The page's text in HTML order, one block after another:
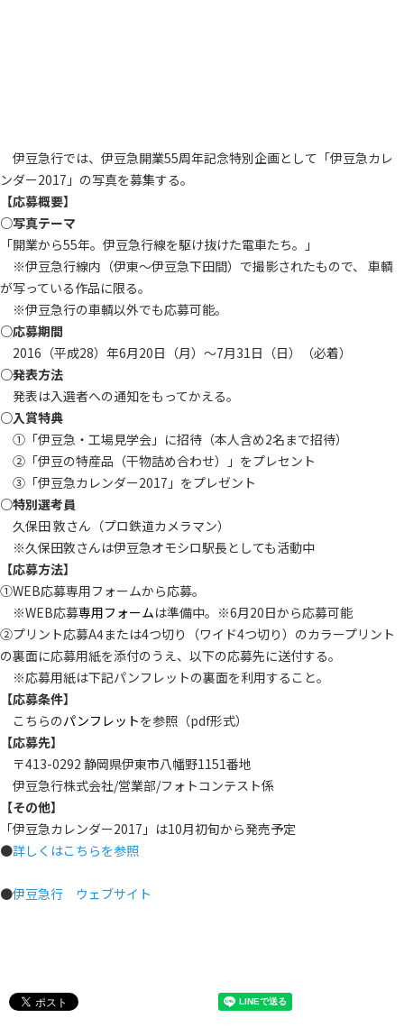
伊豆急行では、伊豆急開業55周年記念特別企画として「伊豆急カレ
ンダー2017」の写真を募集する。
【応募概要】
○写真テーマ
「開業から55年。伊豆急行線を駆け抜けた電車たち。」
※伊豆急行線内（伊東～伊豆急下田間）で撮影されたもので、 車輌
が写っている作品に限る。
※伊豆急行の車輌以外でも応募可能。
○応募期間
2016（平成28）年6月20日（月）～7月31日（日）（必着）
○発表方法
発表は入選者への通知をもってかえる。
○入賞特典
①「伊豆急・工場見学会」に招待（本人含め2名まで招待）
②「伊豆の特産品（干物詰め合わせ）」をプレセント
③「伊豆急カレンダー2017」をプレゼント
○特別選考員
久保田 敦さん（プロ鉄道カメラマン）
※久保田敦さんは伊豆急オモシロ駅長としても活動中
【応募方法】
①WEB応募専用フォームから応募。
※WEB応募専用フォームは準備中。※6月20日から応募可能
②プリント応募A4または4つ切り（ワイド4つ切り）のカラープリント
の裏面に応募用紙を添付のうえ、以下の応募先に送付する。
※応募用紙は下記パンフレットの裏面を利用すること。
【応募条件】
こちらのパンフレットを参照（pdf形式）
【応募先】
〒413-0292 静岡県伊東市八幡野1151番地
伊豆急行株式会社/営業部/フォトコンテスト係
【その他】
「伊豆急カレンダー2017」は10月初旬から発売予定
●詳しくはこちらを参照
●伊豆急行 ウェブサイト